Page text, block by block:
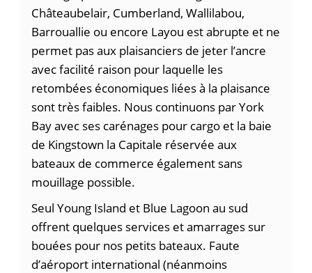
Châteaubelair, Cumberland, Wallilabou,
Barrouallie ou encore Layou est abrupte et ne
permet pas aux plaisanciers de jeter l’ancre
avec facilité raison pour laquelle les
retombées économiques liées à la plaisance
sont très faibles. Nous continuons par York
Bay avec ses carénages pour cargo et la baie
de Kingstown la Capitale réservée aux
bateaux de commerce également sans
mouillage possible.
Seul Young Island et Blue Lagoon au sud
offrent quelques services et amarrages sur
bouées pour nos petits bateaux. Faute
d’aéroport international (néanmoins